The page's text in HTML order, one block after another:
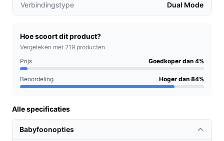
Voor welke doelgroep?
Deze babyfoon is ideaal voor ouders die op zoek zijn
naar een betrouwbare manier om hun baby in de gaten
te houden, of het nu gaat om een pasgeborene of een
peuter. Het is ook geschikt voor grootouders die op
afstand willen meekijken en betrokken willen zijn bij de
Praktische voordelen t.o.v. alternatieven
Verbindingstype Dual Mode
Hoe scoort dit product?
Vergeleken met 219 producten
Prijs
Goedkoper dan 4%
Beoordeling Hoger dan 84%
Alle specificaties
Babyfoonopties